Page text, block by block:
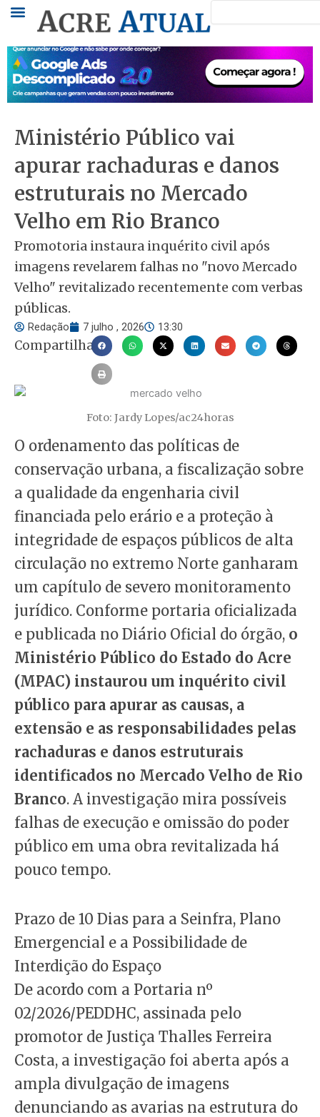
conteúdo
Ministério Público vai
apurar rachaduras e danos
estruturais no Mercado
Velho em Rio Branco
Promotoria instaura inquérito civil após
imagens revelarem falhas no "novo Mercado
Velho" revitalizado recentemente com verbas
públicas.
Redação 7 julho , 2026 13:30
Compartilhar
Foto: Jardy Lopes/ac24horas
O ordenamento das políticas de
conservação urbana, a fiscalização sobre
a qualidade da engenharia civil
financiada pelo erário e a proteção à
integridade de espaços públicos de alta
circulação no extremo Norte ganharam
um capítulo de severo monitoramento
jurídico. Conforme portaria oficializada
e publicada no Diário Oficial do órgão, o
Ministério Público do Estado do Acre
(MPAC) instaurou um inquérito civil
público para apurar as causas, a
extensão e as responsabilidades pelas
rachaduras e danos estruturais
identificados no Mercado Velho de Rio
Branco. A investigação mira possíveis
falhas de execução e omissão do poder
público em uma obra revitalizada há
pouco tempo.
Prazo de 10 Dias para a Seinfra, Plano
Emergencial e a Possibilidade de
Interdição do Espaço
De acordo com a Portaria nº
02/2026/PEDDHC, assinada pelo
promotor de Justiça Thalles Ferreira
Costa, a investigação foi aberta após a
ampla divulgação de imagens
denunciando as avarias na estrutura do